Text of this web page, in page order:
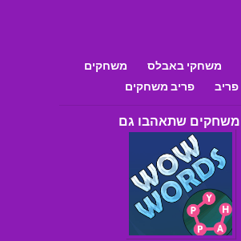
משחקי באבלס
משחקים
פריב
פריב משחקים
משחקים שתאהבו גם